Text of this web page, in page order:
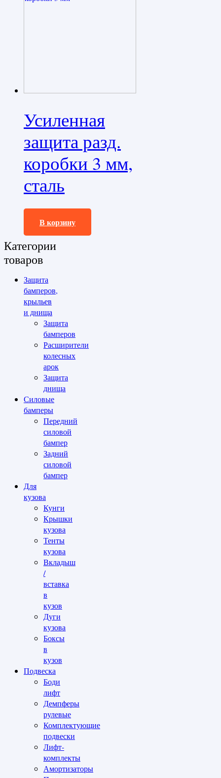
Усиленная
защита разд.
коробки 3 мм,
сталь
11300,0₽
В корзину
Категории
товаров
Защита
бамперов,
крыльев
и днища
Защита
бамперов
Расширители
колесных
арок
Защита
днища
Силовые
бамперы
Передний
силовой
бампер
Задний
силовой
бампер
Для
кузова
Кунги
Крышки
кузова
Тенты
кузова
Вкладыш
/
вставка
в
кузов
Дуги
кузова
Боксы
в
кузов
Подвеска
Боди
лифт
Демпферы
рулевые
Комплектующие
подвески
Лифт-
комплекты
Амортизаторы